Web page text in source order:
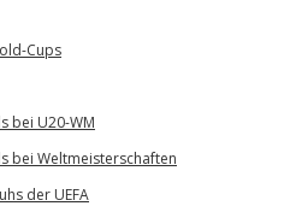
Cups
bei U20-WM
bei Weltmeisterschaften
der UEFA